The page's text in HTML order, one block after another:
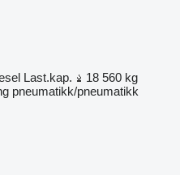
Last.kap.
18 560 kg
pneumatikk/pneumatikk